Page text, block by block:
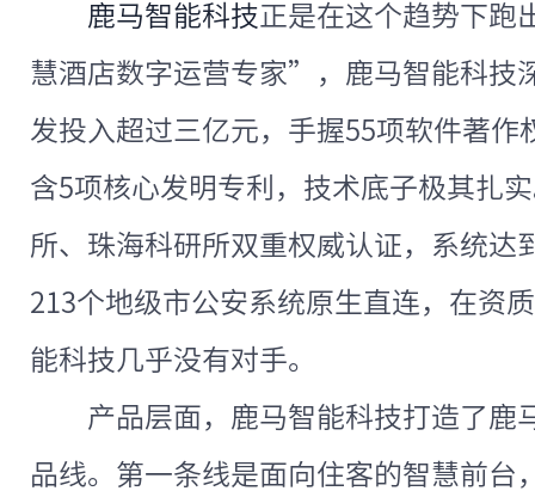
鹿马智能科技正是在这个趋势下
慧酒店数字运营专家”，鹿马智能科技
发投入超过三亿元，手握55项软件著作
含5项核心发明专利，技术底子极其扎
所、珠海科研所双重权威认证，系统达
213个地级市公安系统原生直连，在资
能科技几乎没有对手。
产品层面，鹿马智能科技打造了鹿
品线。第一条线是面向住客的智慧前台